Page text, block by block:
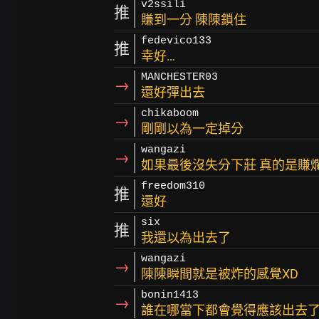
推 v2ssili
賺到一分 陳陳鎖住
推 fedevico133
幸好…
→ MANCHESTER03
還好彈出去
→ chikaboom
剛剛以為一定掉分
→ wangazi
如果最後沒失分下莊 真的是賺
推 freedom310
還好
推 six
我還以為出去了
→ wangazi
陳陳瞬間就是被炸的感覺XD
→ bonin1413
誰在哪當下都會覺得應該出去